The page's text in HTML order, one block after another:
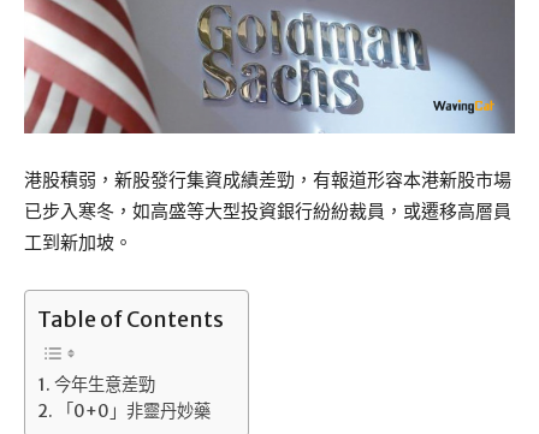
港股積弱，新股發行集資成績差勁，有報道形容本港新股市場
已步入寒冬，如高盛等大型投資銀行紛紛裁員，或遷移高層員
工到新加坡。
Table of Contents
今年生意差勁
「0+0」非靈丹妙藥